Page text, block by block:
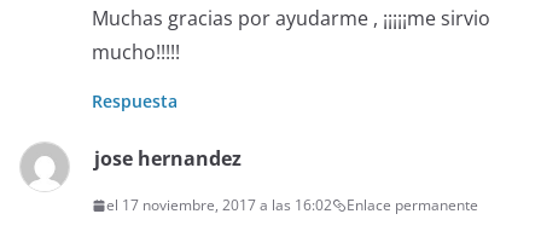
Muchas gracias por ayudarme , ¡¡¡¡¡me sirvio
mucho!!!!!
Respuesta
jose hernandez
el 17 noviembre, 2017 a las 16:02 Enlace permanente